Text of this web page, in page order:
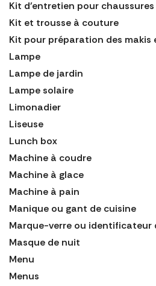
Kit d'entretien pour chaussures
Kit et trousse à couture
Kit pour préparation des makis
Lampe
Lampe de jardin
Lampe solaire
Limonadier
Liseuse
Lunch box
Machine à coudre
Machine à glace
Machine à pain
Manique ou gant de cuisine
Marque-verre ou identificateur
Masque de nuit
Menu
Menus